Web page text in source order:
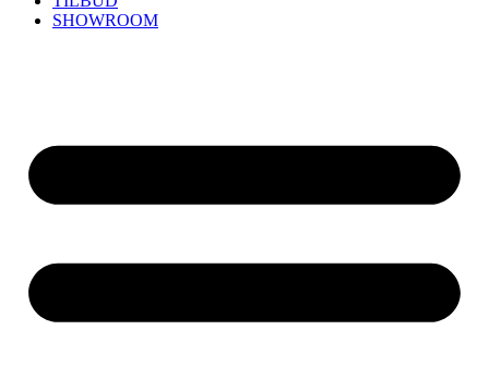
SHOWROOM